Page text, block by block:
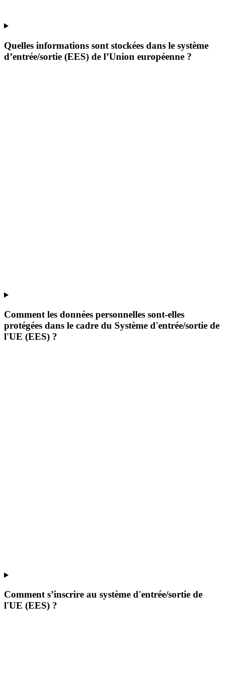
Quelles informations sont stockées dans le système
d’entrée/sortie (EES) de l’Union européenne ?
Comment les données personnelles sont-elles
protégées dans le cadre du Système d'entrée/sortie de
l'UE (EES) ?
Comment s’inscrire au système d'entrée/sortie de
l'UE (EES) ?